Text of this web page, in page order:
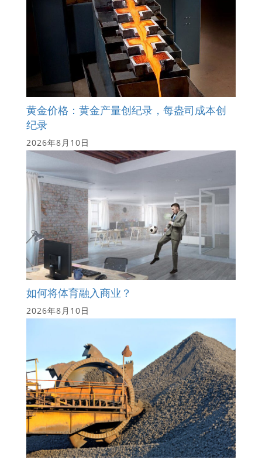
黄金价格：黄金产量创纪录，每盎司成本创
纪录
2026年8月10日
如何将体育融入商业？
2026年8月10日